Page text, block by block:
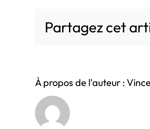
Partagez cet
À propos de l'auteur :